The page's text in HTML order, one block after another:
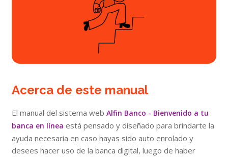
Acerca de este manual
El manual del sistema web Alfin Banco - Bienvenido a tu
banca en línea está pensado y diseñado para brindarte la
ayuda necesaria en caso hayas sido auto enrolado y
desees hacer uso de la banca digital, luego de haber